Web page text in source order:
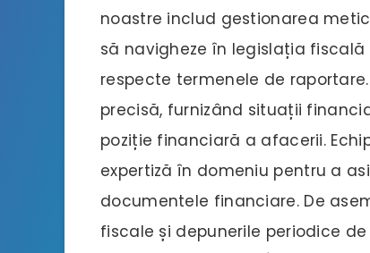
noastre includ gestionarea
să navigheze în legislația
respecte termenele de
precisă, furnizând situații
poziție financiară a afacerii.
expertiză în domeniu pentru a
documentele financiare. De
fiscale și depunerile periodice